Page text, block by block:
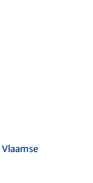
Vlaamse